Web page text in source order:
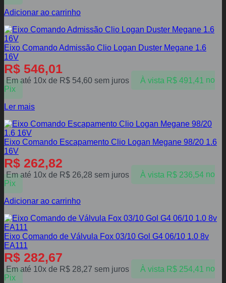
Adicionar ao carrinho
Eixo Comando Admissão Clio Logan Duster Megane 1.6
16V
R$ 546,01
Em até 10x de R$ 54,60 sem juros À vista R$491,41 no
Pix
Ler mais
Eixo Comando Escapamento Clio Logan Megane 98/20 1.6
16V
R$ 262,82
Em até 10x de R$ 26,28 sem juros À vista R$236,54 no
Pix
Adicionar ao carrinho
Eixo Comando de Válvula Fox 03/10 Gol G4 06/10 1.0 8v
EA111
R$ 282,67
Em até 10x de R$ 28,27 sem juros À vista R$254,41 no
Pix